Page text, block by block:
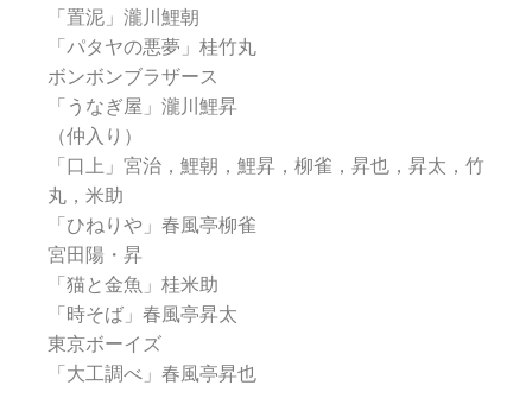
「置泥」瀧川鯉朝
「パタヤの悪夢」桂竹丸
ボンボンブラザース
「うなぎ屋」瀧川鯉昇
（仲入り）
「口上」宮治，鯉朝，鯉昇，柳雀，昇也，昇太，竹
丸，米助
「ひねりや」春風亭柳雀
宮田陽・昇
「猫と金魚」桂米助
「時そば」春風亭昇太
東京ボーイズ
「大工調べ」春風亭昇也